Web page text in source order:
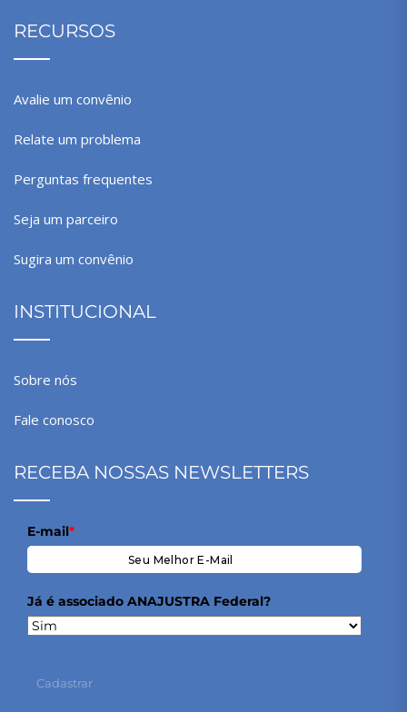
RECURSOS
Avalie um convênio
Relate um problema
Perguntas frequentes
Seja um parceiro
Sugira um convênio
INSTITUCIONAL
Sobre nós
Fale conosco
RECEBA NOSSAS NEWSLETTERS
E-mail*
Já é associado ANAJUSTRA Federal?
Cadastrar